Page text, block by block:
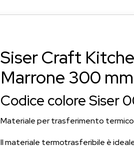
Siser Craft
Marrone 300
Codice colore Siser
Materiale per trasferimento
Il materiale termotrasferibile è